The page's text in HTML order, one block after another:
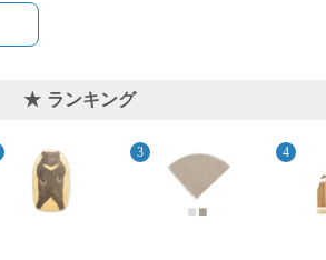
ランキング